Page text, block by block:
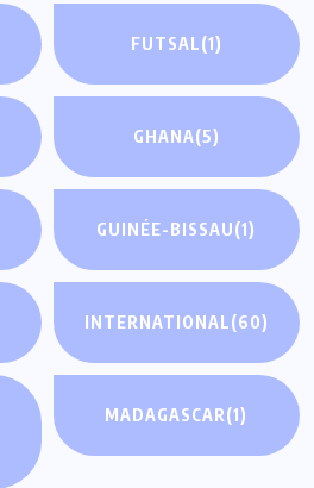
FUTSAL(1)
GHANA(5)
GUINÉE-BISSAU(1)
INTERNATIONAL(60)
MADAGASCAR(1)